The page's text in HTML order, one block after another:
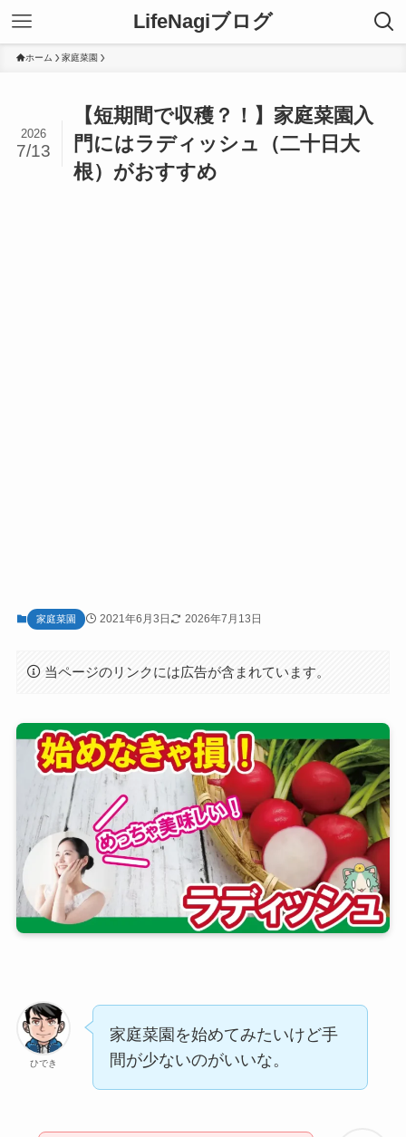
LifeNagiブログ
ホーム 家庭菜園
【短期間で収穫？！】家庭菜園入
門にはラディッシュ（二十日大
根）がおすすめ
2026
7/13
家庭菜園 2021年6月3日 2026年7月13日
当ページのリンクには広告が含まれています。
ひでき
家庭菜園を始めてみたいけど手
間が少ないのがいいな。